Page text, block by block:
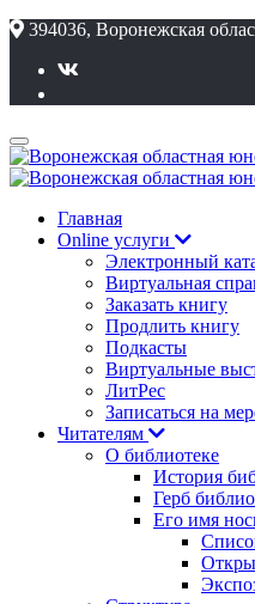
394036, Воронежская
Главная
Online услуги
Электронный
Виртуальная
Заказать книгу
Продлить книгу
Подкасты
Виртуальные
ЛитРес
Записаться на
Читателям
О библиотеке
История
Герб
Его имя